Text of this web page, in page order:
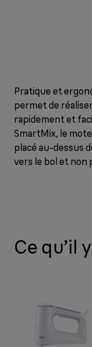
Pratique et
permet de
rapidement et
SmartMix, le
placé au-dessus
vers le bol et non
Ce qu’il